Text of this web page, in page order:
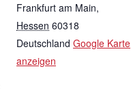
Frankfurt am Main,
Hessen 60318
Deutschland Google Karte
anzeigen